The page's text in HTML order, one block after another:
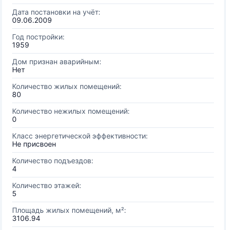
Дата постановки на учёт:
09.06.2009
Год постройки:
1959
Дом признан аварийным:
Нет
Количество жилых помещений:
80
Количество нежилых помещений:
0
Класс энергетической эффективности:
Не присвоен
Количество подъездов:
4
Количество этажей:
5
Площадь жилых помещений, м²:
3106.94